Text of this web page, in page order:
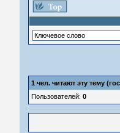
1 чел. читают эту тему
Пользователей:0